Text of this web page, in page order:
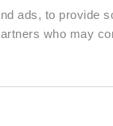
ads, to provide
who may